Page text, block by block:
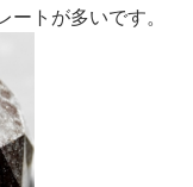
ートが多いです。